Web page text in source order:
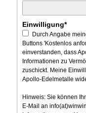
Einwilligung*
Durch Angabe
Buttons 'Kostenlos
einverstanden, dass
Informationen zu
zuschickt. Meine
Apollo-Edelmetalle
Hinweis: Sie können
E-Mail an